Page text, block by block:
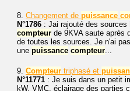
8. Changement de puissance
N°1786 : Jai rajouté des
compteur de 9KVA saute après
de toutes les sources. Je n'ai
une puissance compteur...
9. Compteur triphasé et
N°11771 : Je suis dans un petit
kW, VMC, éclairage des parties